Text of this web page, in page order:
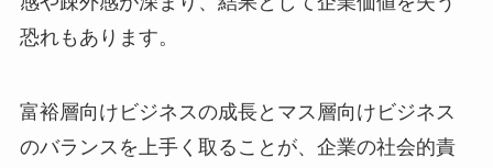
恐れもあります。
富裕層向けビジネスの成長とマス層向けビジネス
のバランスを上手く取ることが、企業の社会的責